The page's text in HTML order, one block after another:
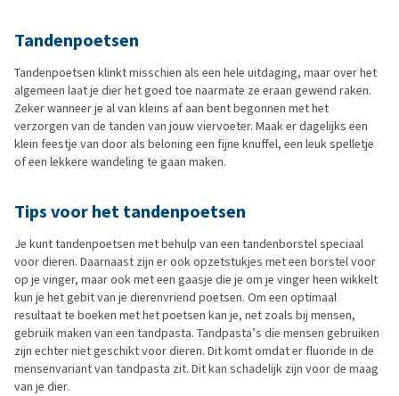
Tandenpoetsen
Tandenpoetsen klinkt misschien als een hele uitdaging, maar over het
algemeen laat je dier het goed toe naarmate ze eraan gewend raken.
Zeker wanneer je al van kleins af aan bent begonnen met het
verzorgen van de tanden van jouw viervoeter. Maak er dagelijks een
klein feestje van door als beloning een fijne knuffel, een leuk spelletje
of een lekkere wandeling te gaan maken.
Tips voor het tandenpoetsen
Je kunt tandenpoetsen met behulp van een tandenborstel speciaal
voor dieren. Daarnaast zijn er ook opzetstukjes met een borstel voor
op je vinger, maar ook met een gaasje die je om je vinger heen wikkelt
kun je het gebit van je dierenvriend poetsen. Om een optimaal
resultaat te boeken met het poetsen kan je, net zoals bij mensen,
gebruik maken van een tandpasta. Tandpasta’s die mensen gebruiken
zijn echter niet geschikt voor dieren. Dit komt omdat er fluoride in de
mensenvariant van tandpasta zit. Dit kan schadelijk zijn voor de maag
van je dier.